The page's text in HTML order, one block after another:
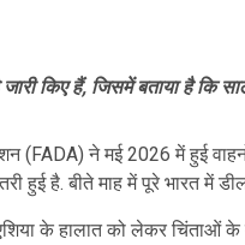
किए हैं, जिसमें बताया है कि
ने मई 2026 में हुई
हुई है. बीते माह में पूरे भारत में
के हालात को लेकर चिंताओं के